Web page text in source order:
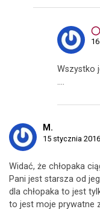
Wszystko
….
M.
15 stycznia
Widać, że chłopaka
Pani jest starsza od
dla chłopaka to jest
to jest moje prywatne